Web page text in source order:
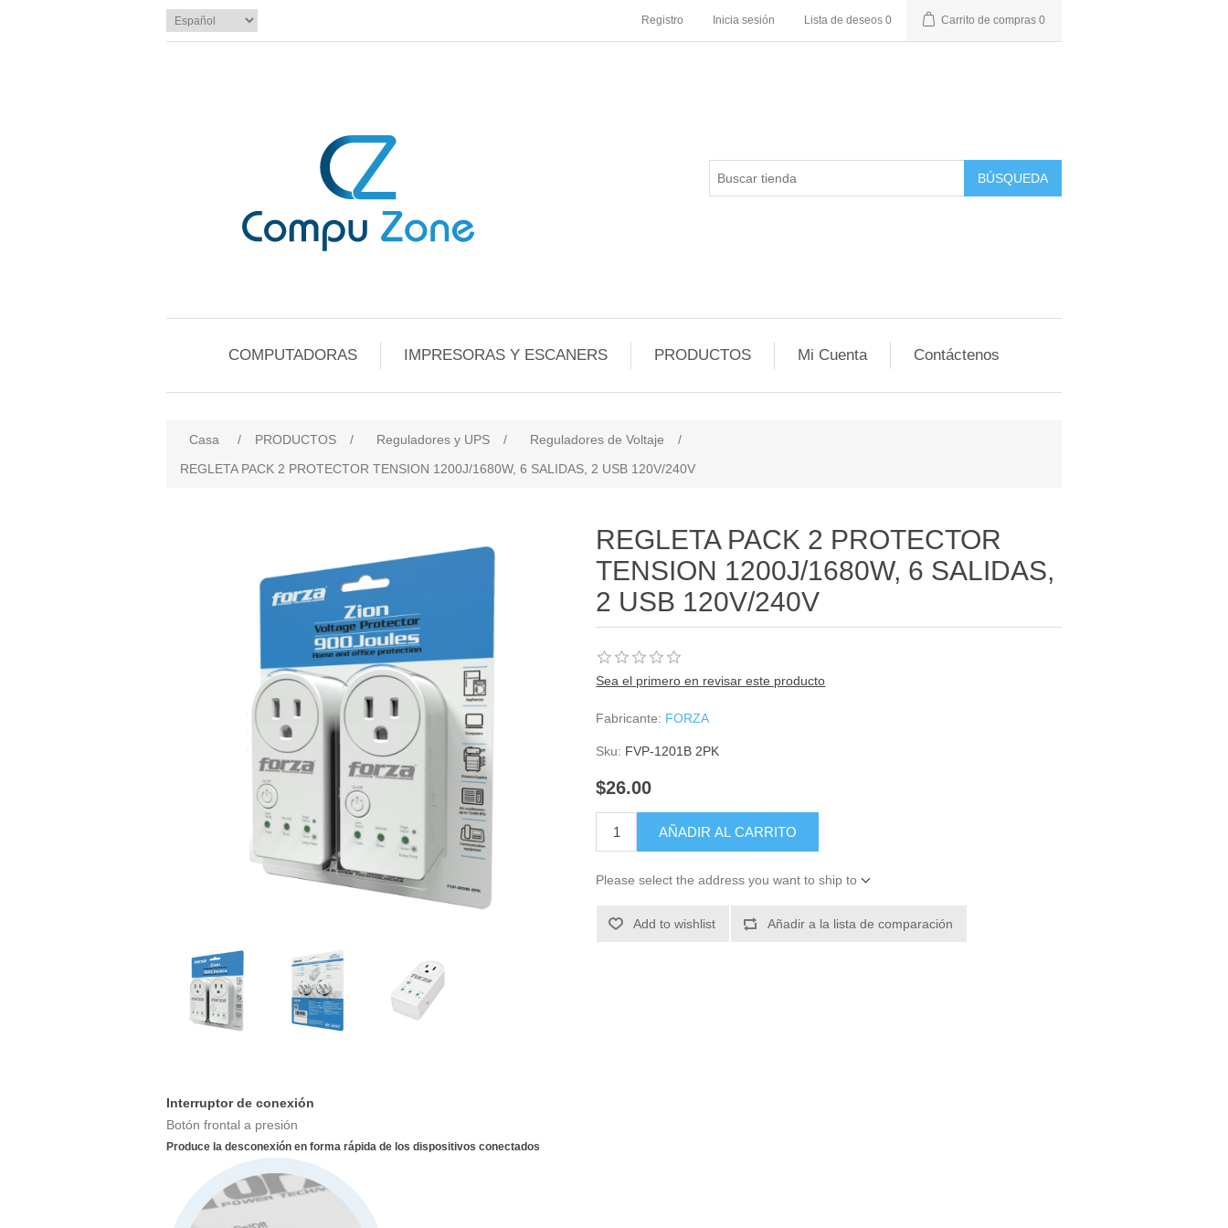
Registro Inicia sesión Lista de deseos 0 Carrito de compras 0
BÚSQUEDA
COMPUTADORAS IMPRESORAS Y ESCANERS PRODUCTOS Mi Cuenta Contáctenos
Casa / PRODUCTOS / Reguladores y UPS / Reguladores de Voltaje
/
REGLETA PACK 2 PROTECTOR TENSION 1200J/1680W, 6 SALIDAS, 2 USB 120V/240V
REGLETA PACK 2 PROTECTOR
TENSION 1200J/1680W, 6 SALIDAS,
2 USB 120V/240V
Sea el primero en revisar este producto
Fabricante: FORZA
Sku: FVP-1201B 2PK
$26.00
AÑADIR AL CARRITO
Please select the address you want to ship to
Add to wishlist Añadir a la lista de comparación
Interruptor de conexión
Botón frontal a presión
Produce la desconexión en forma rápida de los dispositivos conectados